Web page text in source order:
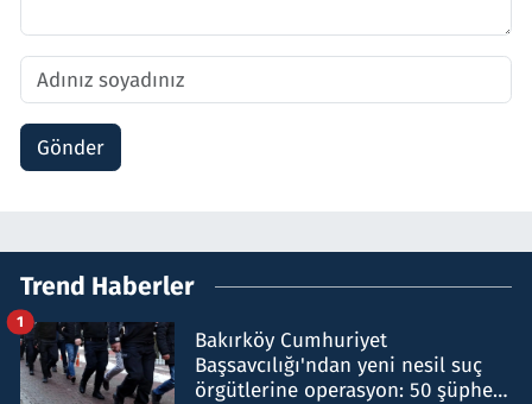
Gönder
Trend Haberler
Bakırköy Cumhuriyet
Başsavcılığı'ndan yeni nesil suç
örgütlerine operasyon: 50 şüpheli
1